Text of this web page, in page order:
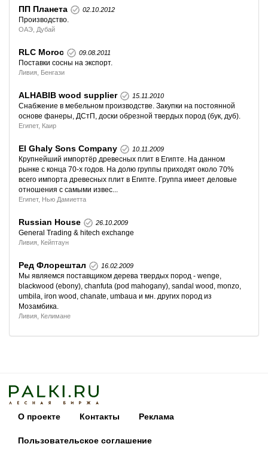
ПП Планета 02.10.2012
Производство.
ОАЭ, Дубай
RLC Moroc 09.08.2011
Поставки сосны на экспорт.
Ливия, Бенгази
ALHABIB wood supplier 15.11.2010
Снабжение в мебельном производстве. Закупки на постоянной
основе фанеры, ДСтП, доски обрезной твердых пород (бук, дуб).
Египет, Каир
El Ghaly Sons Company 10.11.2009
Крупнейший импортёр древесных плит в Египте. На данном
рынке с конца 70-х годов. На долю группы приходят около 70%
всего импорта древесных плит в Египте. Группа имеет деловые
отношения с самыми извес...
Египет, Нью Дамиетта
Russian House 26.10.2009
General Trading & hitech exchange
Ливия, Кейптаун
Ред Флорештал 16.02.2009
Мы являемся поставщиком дерева твердых пород - wenge,
blackwood (ebony), chanfuta (pod mahogany), sandal wood, monzo,
umbila, iron wood, chanate, umbaua и мн. других пород из
Мозамбика.
Ливия, Келимане
О проекте Контакты Реклама
Пользовательское соглашение